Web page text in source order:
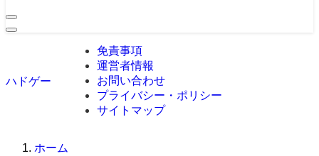
ハドゲー
免責事項
運営者情報
お問い合わせ
プライバシー・ポリシー
サイトマップ
ホーム